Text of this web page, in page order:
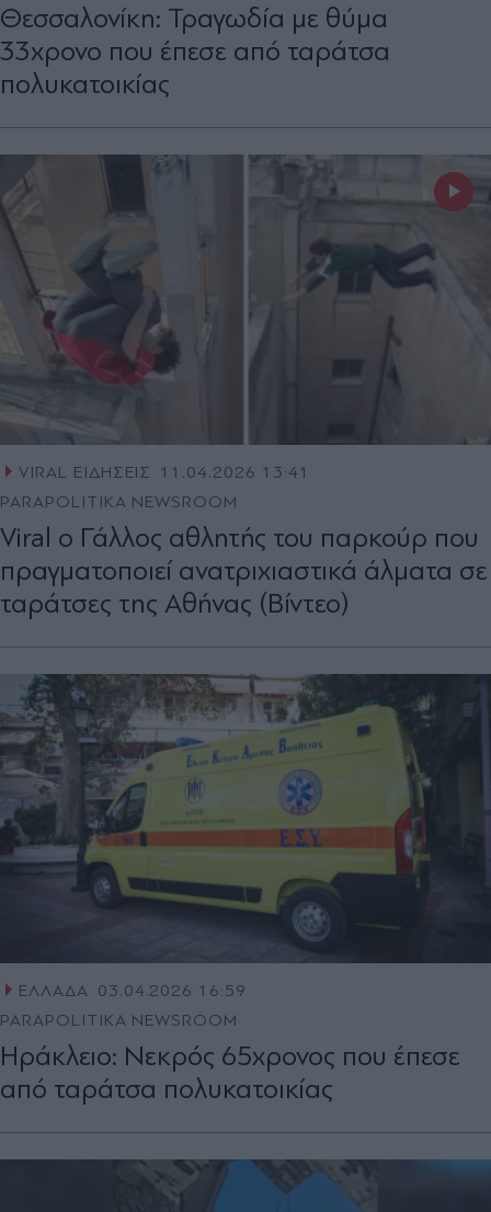
Θεσσαλονίκη: Τραγωδία με θύμα
33χρονο που έπεσε από ταράτσα
πολυκατοικίας
VIRAL ΕΙΔΗΣΕΙΣ
11.04.2026 13:41
PARAPOLITIKA NEWSROOM
Viral ο Γάλλος αθλητής του παρκούρ που
πραγματοποιεί ανατριχιαστικά άλματα σε
ταράτσες της Αθήνας (Βίντεο)
ΕΛΛΑΔΑ 03.04.2026 16:59
PARAPOLITIKA NEWSROOM
Ηράκλειο: Νεκρός 65χρονος που έπεσε
από ταράτσα πολυκατοικίας